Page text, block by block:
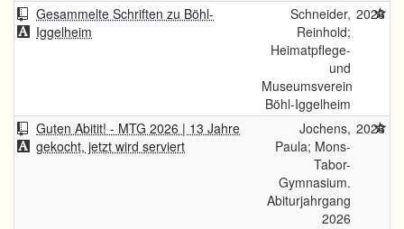
Gesammelte Schriften zu Böhl-
Iggelheim
Schneider,
Reinhold;
Heimatpflege-
und
Museumsverein
Böhl-Iggelheim
2026
Guten Abitit! - MTG 2026 | 13 Jahre
gekocht, jetzt wird serviert
Jochens,
Paula; Mons-
Tabor-
Gymnasium.
Abiturjahrgang
2026
2026